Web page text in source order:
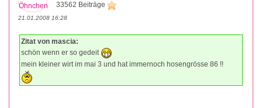
33562 Beiträge
21.01.2008 16:28
Zitat von mascia:
schön wenn er so gedeit
mein kleiner wirt im mai 3 und hat immernoch hosengrösse 86 !!